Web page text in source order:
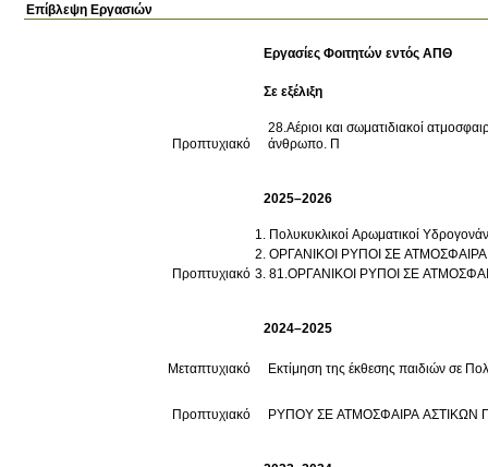
Επίβλεψη Εργασιών
Εργασίες Φοιτητών εντός ΑΠΘ
Σε εξέλιξη
Προπτυχιακό
28.Αέριοι και σωματιδιακοί
άνθρωπο. Π
2025–2026
Προπτυχιακό
Πολυκυκλικοί Αρωματικοί
ΟΡΓΑΝΙΚΟΙ ΡΥΠΟΙ ΣΕ
81.ΟΡΓΑΝΙΚΟΙ ΡΥΠΟΙ ΣΕ
2024–2025
Μεταπτυχιακό Εκτίμηση της έκθεσης παιδιών σε
Προπτυχιακό ΡΥΠΟΥ ΣΕ ΑΤΜΟΣΦΑΙΡΑ ΑΣΤΙΚΩΝ